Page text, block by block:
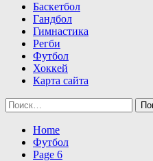
Баскетбол
Гандбол
Гимнастика
Регби
Футбол
Хоккей
Карта сайта
Найти:
Home
Футбол
Page 6